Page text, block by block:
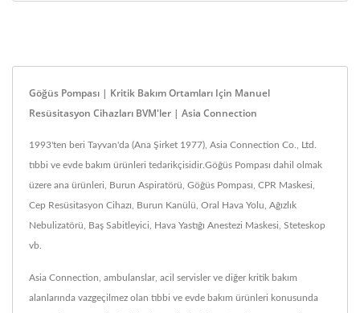
Göğüs Pompası | Kritik Bakım Ortamları Için Manuel
Resüsitasyon Cihazları BVM'ler | Asia Connection
1993'ten beri Tayvan'da (Ana Şirket 1977), Asia Connection Co., Ltd.
tıbbi ve evde bakım ürünleri tedarikçisidir.Göğüs Pompası dahil olmak
üzere ana ürünleri, Burun Aspiratörü, Göğüs Pompası, CPR Maskesi,
Cep Resüsitasyon Cihazı, Burun Kanülü, Oral Hava Yolu, Ağızlık
Nebulizatörü, Baş Sabitleyici, Hava Yastığı Anestezi Maskesi, Steteskop
vb.
Asia Connection, ambulanslar, acil servisler ve diğer kritik bakım
alanlarında vazgeçilmez olan tıbbi ve evde bakım ürünleri konusunda